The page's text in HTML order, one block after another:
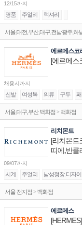
12/15까지
명품 주얼리 럭셔리
서울,대전,부산,대구,전남광주,하
에르메스코
[에르메스
채용시까지
신발 여성복 의류 구두
서울,대구,부산 백화점 > 백화점
리치몬트
[리치몬트
띠에,반클
09/07까지
시계 주얼리 남성정장.디자
서울 전지점 > 백화점
에르메스